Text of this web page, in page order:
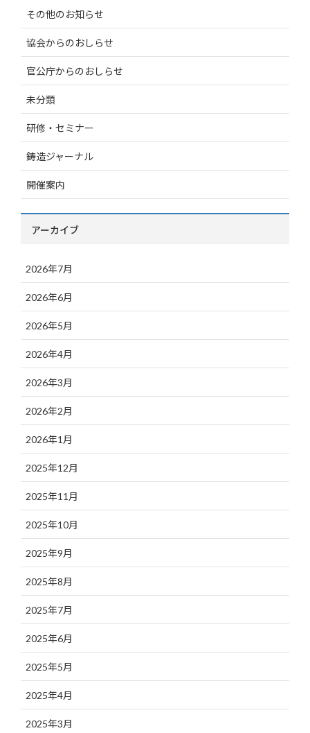
その他のお知らせ
協会からのおしらせ
官公庁からのおしらせ
未分類
研修・セミナー
鋳造ジャーナル
開催案内
アーカイブ
2026年7月
2026年6月
2026年5月
2026年4月
2026年3月
2026年2月
2026年1月
2025年12月
2025年11月
2025年10月
2025年9月
2025年8月
2025年7月
2025年6月
2025年5月
2025年4月
2025年3月